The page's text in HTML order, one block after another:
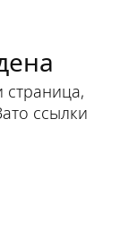
ссылки